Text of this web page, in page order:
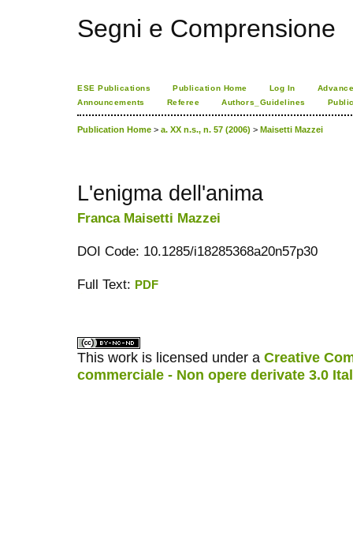
Segni e Comprensione
ESE Publications Publication Home Log In
Announcements
Referee Authors_Guidelines
Publication Home > a. XX n.s., n. 57 (2006) > Maisetti Mazzei
L'enigma dell'anima
Franca Maisetti Mazzei
DOI Code: 10.1285/i18285368a20n57p30
Full Text: PDF
This work is licensed under a Creative
commerciale - Non opere derivate 3.0